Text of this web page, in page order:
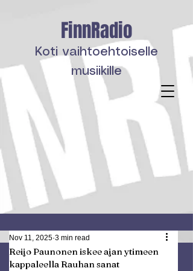
FinnRadio
Koti vaihtoehtoiselle
musiikille
Reijo Paunonen iskee ajan ytimeen
kappaleella Rauhan sanat
Nov 11, 2025 3 min read